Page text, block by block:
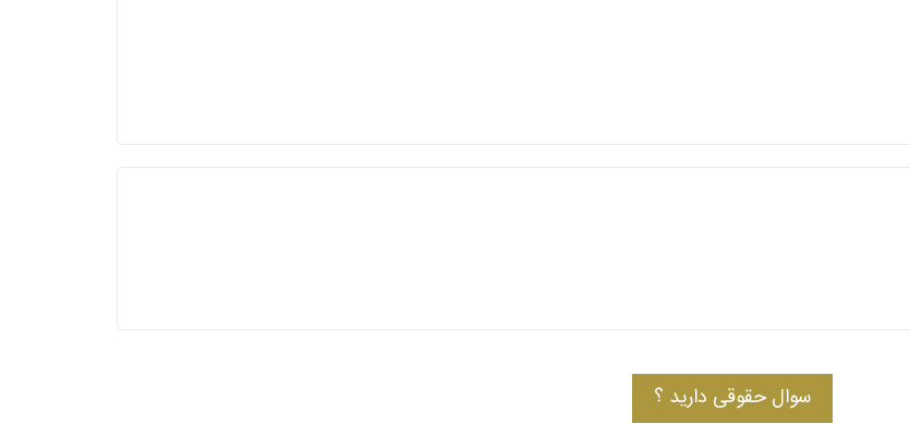
سوال حقوقی دارید ؟